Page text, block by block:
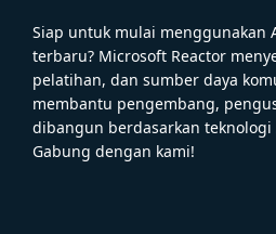
Siap untuk mulai menggunakan
terbaru? Microsoft Reactor
pelatihan, dan sumber daya
membantu pengembang,
dibangun berdasarkan teknologi
Gabung dengan kami!